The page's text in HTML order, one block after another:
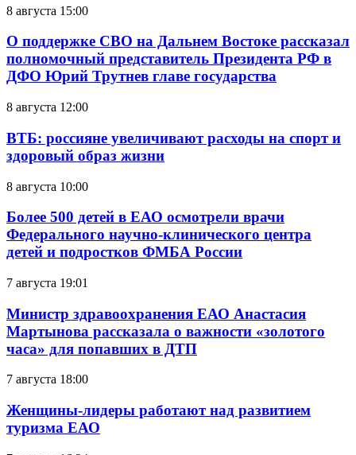
8 августа 15:00
О поддержке СВО на Дальнем Востоке рассказал
полномочный представитель Президента РФ в
ДФО Юрий Трутнев главе государства
8 августа 12:00
ВТБ: россияне увеличивают расходы на спорт и
здоровый образ жизни
8 августа 10:00
Более 500 детей в ЕАО осмотрели врачи
Федерального научно-клинического центра
детей и подростков ФМБА России
7 августа 19:01
Министр здравоохранения ЕАО Анастасия
Мартынова рассказала о важности «золотого
часа» для попавших в ДТП
7 августа 18:00
Женщины-лидеры работают над развитием
туризма ЕАО